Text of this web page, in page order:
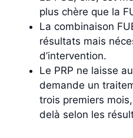
plus chère que la
La combinaison
résultats mais
d’intervention.
Le PRP ne laisse
demande un
trois premiers
delà selon les